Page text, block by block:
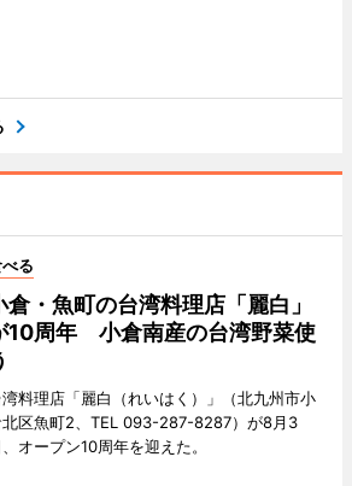
る
倉・魚町の台湾料理店「麗白」
10周年 小倉南産の台湾野菜使
湾料理店「麗白（れいはく）」（北九州市小
北区魚町2、TEL 093-287-8287）が8月3
、オープン10周年を迎えた。